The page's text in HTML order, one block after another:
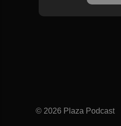
© 2026 Plaza Podcast